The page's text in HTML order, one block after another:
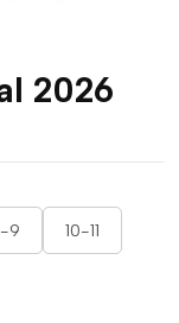
2026
9 10-11